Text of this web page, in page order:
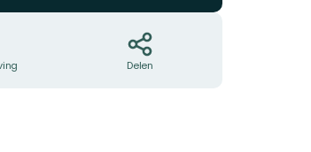
Delen